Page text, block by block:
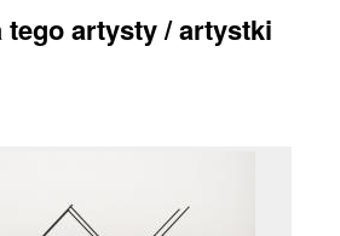
tego artysty / artystki